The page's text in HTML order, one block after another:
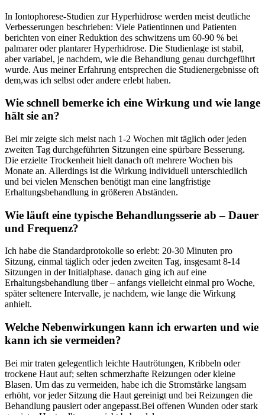
In Iontophorese‑Studien zur Hyperhidrose werden meist deutliche
Verbesserungen ​beschrieben: Viele Patientinnen und Patienten
berichten ⁤von einer Reduktion ⁣des schwitzens um 60-90 ⁣% bei
palmarer⁤ oder plantarer Hyperhidrose. ‍Die Studienlage ist stabil,
aber‍ variabel, je nachdem, wie die Behandlung genau durchgeführt
wurde.‍ Aus meiner‌ Erfahrung entsprechen die Studienergebnisse oft
dem,was‌ ich selbst⁣ oder andere erlebt ⁣haben.
Wie schnell bemerke ich eine Wirkung und wie lange
hält sie an?
Bei mir zeigte sich meist nach 1-2⁢ Wochen ‌mit täglich oder jeden⁢
zweiten ⁢Tag durchgeführten Sitzungen eine spürbare Besserung.
‌Die erzielte Trockenheit hielt danach oft mehrere Wochen⁤ bis
Monate an. ⁢Allerdings ist die Wirkung individuell unterschiedlich
und ⁢bei vielen Menschen benötigt man eine⁣ langfristige
Erhaltungsbehandlung in größeren ⁣Abständen.
Wie läuft eine ⁢typische Behandlungsserie ⁢ab – Dauer
​und Frequenz?
Ich habe die⁤ Standardprotokolle so ⁤erlebt:⁢ 20-30 Minuten pro
Sitzung, einmal täglich oder jeden zweiten Tag, insgesamt ​8-14
Sitzungen​ in der Initialphase. danach⁣ ging ich auf eine
⁤Erhaltungsbehandlung über – anfangs vielleicht einmal pro⁤ Woche,
⁢später‌ seltenere ⁢Intervalle, je nachdem, wie lange⁢ die Wirkung‍
anhielt.
Welche‌ Nebenwirkungen kann ich erwarten und ‍wie
kann ich ‌sie vermeiden?
Bei ‍mir⁢ traten gelegentlich leichte Hautrötungen,⁤ Kribbeln oder
trockene Haut auf; selten schmerzhafte Reizungen⁢ oder kleine
Blasen. Um ​das zu vermeiden, habe⁣ ich die Stromstärke langsam
erhöht, vor jeder Sitzung die Haut gereinigt und bei Reizungen ‍die
Behandlung⁣ pausiert oder angepasst.Bei offenen Wunden oder stark